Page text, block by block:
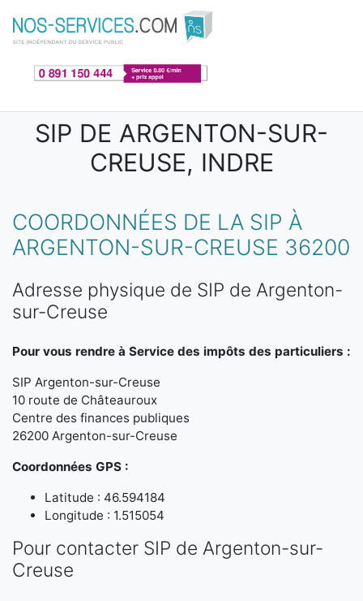
Aller au contenu principal
SIP DE ARGENTON-SUR-
CREUSE, INDRE
COORDONNÉES DE LA SIP À
ARGENTON-SUR-CREUSE 36200
Adresse physique de SIP de Argenton-
sur-Creuse
Pour vous rendre à Service des impôts des particuliers :
SIP Argenton-sur-Creuse
10 route de Châteauroux
Centre des finances publiques
26200 Argenton-sur-Creuse
Coordonnées GPS :
Latitude : 46.594184
Longitude : 1.515054
Pour contacter SIP de Argenton-sur-
Creuse